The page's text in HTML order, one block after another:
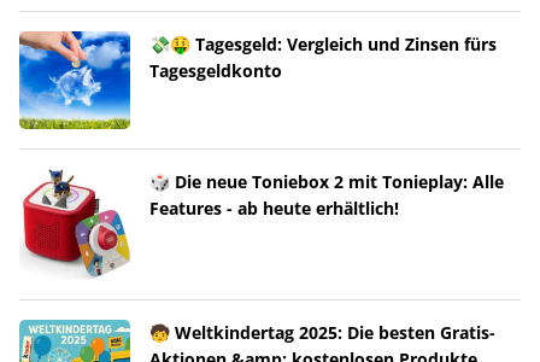
💸🤑 Tagesgeld: Vergleich und Zinsen fürs
Tagesgeldkonto
🎲 Die neue Toniebox 2 mit Tonieplay: Alle
Features - ab heute erhältlich!
🧒 Weltkindertag 2025: Die besten Gratis-